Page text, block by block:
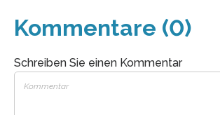
Kommentare (0)
Schreiben Sie einen Kommentar